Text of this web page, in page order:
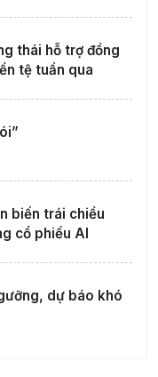
thái hỗ trợ đồng
tệ tuần qua
biến trái chiều
cổ phiếu AI
dự báo khó